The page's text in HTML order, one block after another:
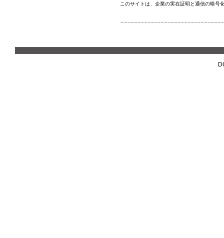
このサイトは、企業の実在証明と通信の暗号